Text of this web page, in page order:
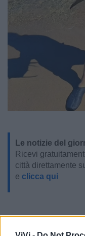
Le notizie del
Ricevi
città direttamente
e clicca qui